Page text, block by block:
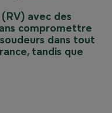
avec des
compromettre
dans tout
tandis que